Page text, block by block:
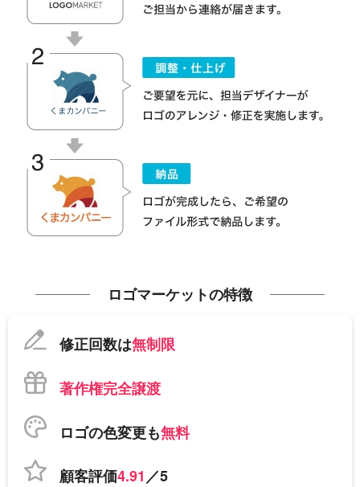
ロゴマーケットの特徴
修正回数は無制限
著作権完全譲渡
ロゴの色変更も無料
顧客評価4.91／5